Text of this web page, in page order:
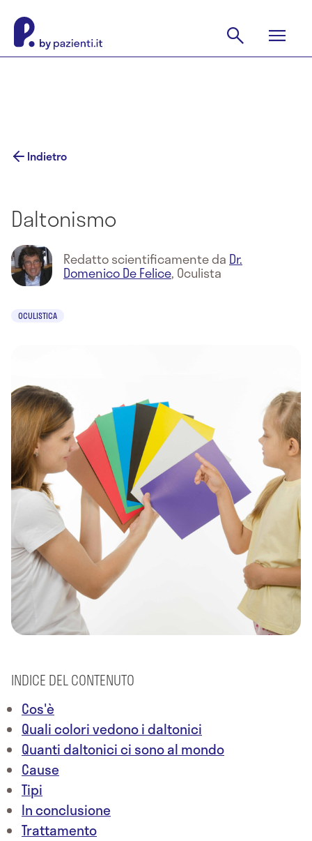
Indietro
Daltonismo
Redatto scientificamente da Dr.
Domenico De Felice, Oculista
OCULISTICA
INDICE DEL CONTENUTO
Cos'è
Quali colori vedono i daltonici
Quanti daltonici ci sono al mondo
Cause
Tipi
In conclusione
Trattamento